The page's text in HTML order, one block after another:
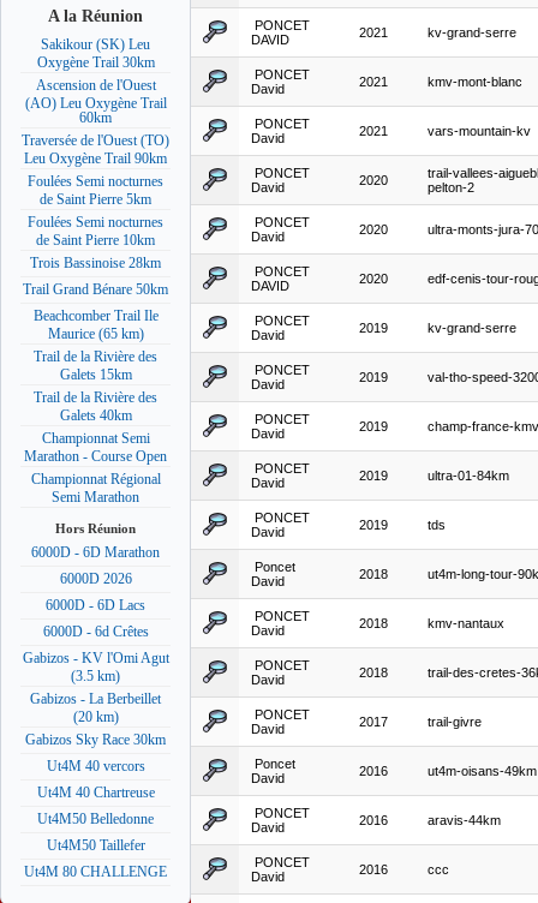
A la Réunion
Sakikour (SK) Leu
Oxygène Trail 30km
Ascension de l'Ouest
(AO) Leu Oxygène Trail
60km
Traversée de l'Ouest (TO)
Leu Oxygène Trail 90km
Foulées Semi nocturnes
de Saint Pierre 5km
Foulées Semi nocturnes
de Saint Pierre 10km
Trois Bassinoise 28km
Trail Grand Bénare 50km
Beachcomber Trail Ile
Maurice (65 km)
Trail de la Rivière des
Galets 15km
Trail de la Rivière des
Galets 40km
Championnat Semi
Marathon - Course Open
Championnat Régional
Semi Marathon
Hors Réunion
6000D - 6D Marathon
6000D 2026
6000D - 6D Lacs
6000D - 6d Crêtes
Gabizos - KV l'Omi Agut
(3.5 km)
Gabizos - La Berbeillet
(20 km)
Gabizos Sky Race 30km
Ut4M 40 vercors
Ut4M 40 Chartreuse
Ut4M50 Belledonne
Ut4M50 Taillefer
Ut4M 80 CHALLENGE
PONCET
DAVID
2021 kv-grand-serre
PONCET
David
2021 kmv-mont-blanc
PONCET
David
2021 vars-mountain-kv
PONCET
David
2020
trail-vallees-
pelton-2
PONCET
David
2020 ultra-monts-jura-
PONCET
DAVID
2020 edf-cenis-tour-
PONCET
David
2019 kv-grand-serre
PONCET
David
2019 val-tho-speed-
PONCET
David
2019 champ-france-kmv
PONCET
David
2019 ultra-01-84km
PONCET
David
2019 tds
Poncet
David
2018 ut4m-long-tour-
PONCET
David
2018 kmv-nantaux
PONCET
David
2018 trail-des-cretes-
PONCET
David
2017 trail-givre
Poncet
David
2016 ut4m-oisans-49km
PONCET
David
2016 aravis-44km
PONCET
David
2016 ccc